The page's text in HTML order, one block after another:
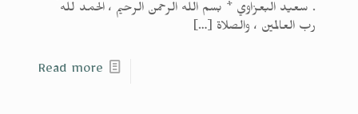
. سعيد البعزاوي * بسم الله الرحمن الرحيم ، الحمد لله
رب العالمين ، والصلاة […]
Read more